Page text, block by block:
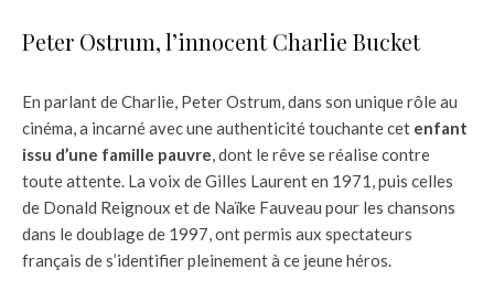
Peter Ostrum, l’innocent Charlie Bucket
En parlant de Charlie, Peter Ostrum, dans son unique rôle au
cinéma, a incarné avec une authenticité touchante cet enfant
issu d’une famille pauvre, dont le rêve se réalise contre
toute attente. La voix de Gilles Laurent en 1971, puis celles
de Donald Reignoux et de Naïke Fauveau pour les chansons
dans le doublage de 1997, ont permis aux spectateurs
français de s’identifier pleinement à ce jeune héros.